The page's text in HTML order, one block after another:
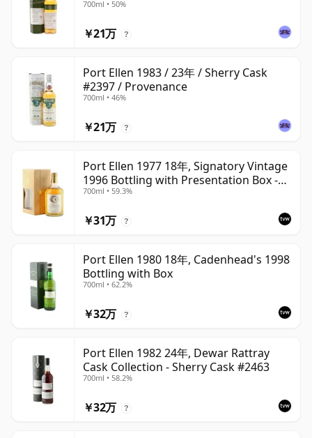
700ml • 50%
￥21万 ?
Port Ellen 1983 / 23年 / Sherry Cask
#2397 / Provenance
700ml • 46%
￥21万 ?
Port Ellen 1977 18年, Signatory Vintage
1996 Bottling with Presentation Box -
Cask 5566
700ml • 59.3%
￥31万 ?
Port Ellen 1980 18年, Cadenhead's 1998
Bottling with Box
700ml • 62.2%
￥32万 ?
Port Ellen 1982 24年, Dewar Rattray
Cask Collection - Sherry Cask #2463
700ml • 58.2%
￥32万 ?